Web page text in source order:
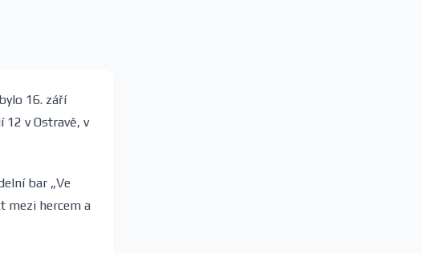
16. září
12 v Ostravě, v
bar „Ve
mezi hercem a